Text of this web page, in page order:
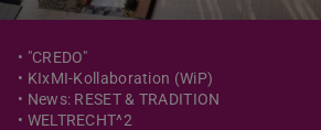
• "CREDO"
• KIxMI-Kollaboration (WiP)
• News: RESET & TRADITION
• WELTRECHT^2